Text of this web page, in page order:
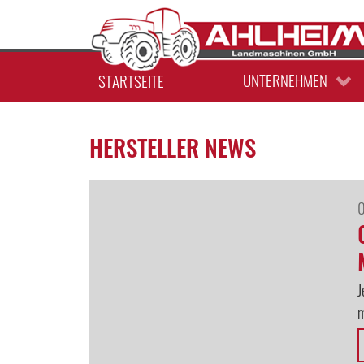
STARTSEITE UNTERNEHMEN
WERKSTATT
ERSATZTEILE
HERSTELLER NEWS